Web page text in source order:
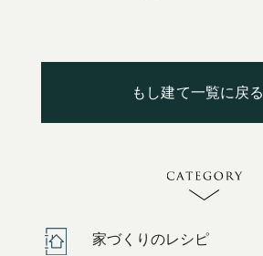
もし建て一覧に戻る
家づくりのレシピ